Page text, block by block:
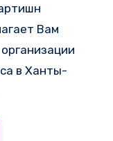
Вам
в Ханты-